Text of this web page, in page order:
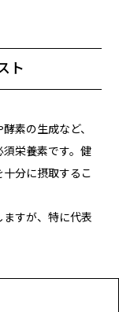
ト
素の生成など、
栄養素です。健
分に摂取するこ
すが、特に代表